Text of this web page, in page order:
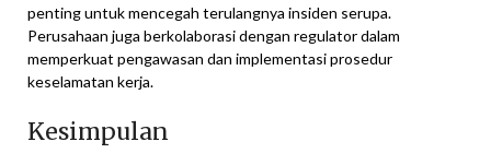
penting untuk mencegah terulangnya insiden serupa.
Perusahaan juga berkolaborasi dengan regulator dalam
memperkuat pengawasan dan implementasi prosedur
keselamatan kerja.
Kesimpulan